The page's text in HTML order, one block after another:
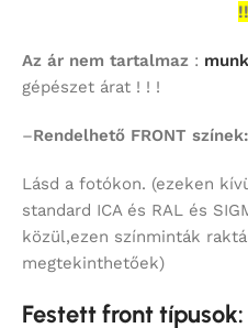
Az ár nem tartalmaz :
gépészet árat ! ! !
–Rendelhető FRONT színek:
Lásd a fotókon. (ezeken
standard ICA és RAL és
közül,ezen színminták
megtekinthetőek)
Festett front típusok: